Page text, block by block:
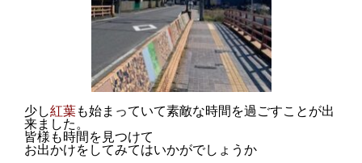
少し紅葉も始まっていて素敵な時間を過ごすことが出
来ました。
皆様も時間を見つけて
お出かけをしてみてはいかがでしょうか